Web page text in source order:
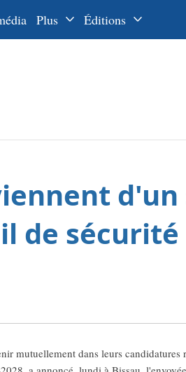
Plus Éditions
عربي
日本語
de sécurité
mutuellement dans leurs candidatures